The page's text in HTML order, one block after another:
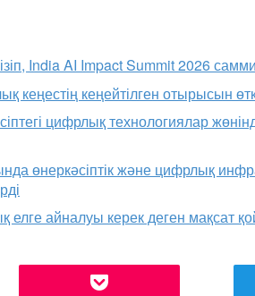
India AI Impact Summit 2026
кеңейтілген отырысын
цифрлық технологиялар
өнеркәсіптік және цифрлық
айналуы керек деген мақсат